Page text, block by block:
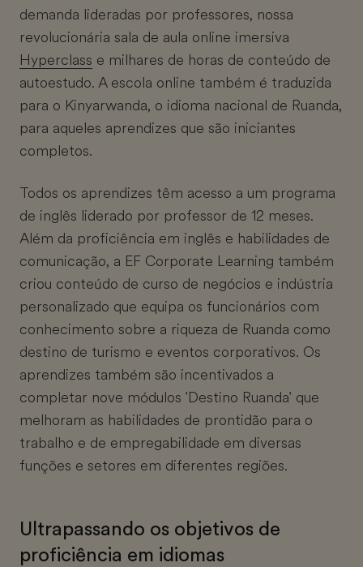
demanda lideradas por professores, nossa
revolucionária sala de aula online imersiva
Hyperclass e milhares de horas de conteúdo de
autoestudo. A escola online também é traduzida
para o Kinyarwanda, o idioma nacional de Ruanda,
para aqueles aprendizes que são iniciantes
completos.
Todos os aprendizes têm acesso a um programa
de inglês liderado por professor de 12 meses.
Além da proficiência em inglês e habilidades de
comunicação, a EF Corporate Learning também
criou conteúdo de curso de negócios e indústria
personalizado que equipa os funcionários com
conhecimento sobre a riqueza de Ruanda como
destino de turismo e eventos corporativos. Os
aprendizes também são incentivados a
completar nove módulos 'Destino Ruanda' que
melhoram as habilidades de prontidão para o
trabalho e de empregabilidade em diversas
funções e setores em diferentes regiões.
Ultrapassando os objetivos de
proficiência em idiomas